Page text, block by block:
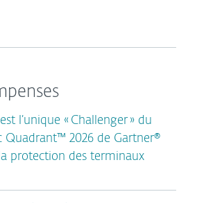
est l’unique « Challenger » du
Quadrant™ 2026 de Gartner®
protection des terminaux